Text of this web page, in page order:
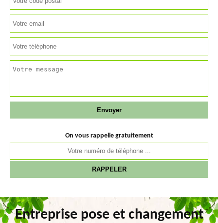
On vous rappelle gratuitement
Entreprise pose et changement